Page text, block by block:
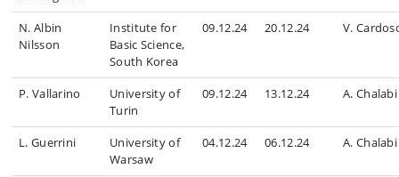
N. Albin
Nilsson
Institute for
Basic Science,
South Korea
09.12.24 20.12.24 V.
P. Vallarino
University of
Turin
09.12.24 13.12.24 A. Chalabi
L. Guerrini
University of
Warsaw
04.12.24 06.12.24 A. Chalabi